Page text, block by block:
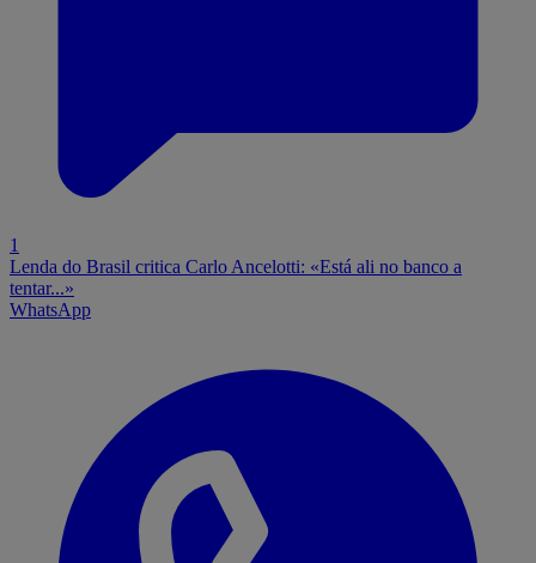
1
Lenda do Brasil critica Carlo Ancelotti: «Está ali no banco a
tentar...»
WhatsApp